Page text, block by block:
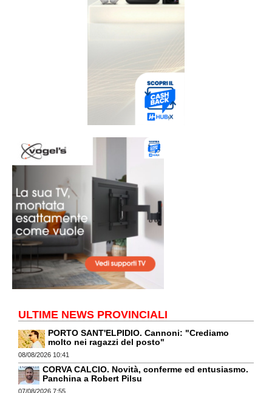
ULTIME NEWS PROVINCIALI
PORTO SANT'ELPIDIO. Cannoni: "Crediamo
molto nei ragazzi del posto"
08/08/2026 10:41
CORVA CALCIO. Novità, conferme ed entusiasmo.
Panchina a Robert Pilsu
07/08/2026 7:55